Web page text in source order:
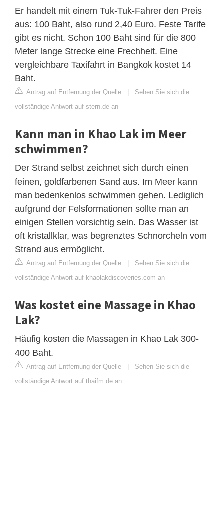
Er handelt mit einem Tuk-Tuk-Fahrer den Preis
aus: 100 Baht, also rund 2,40 Euro. Feste Tarife
gibt es nicht. Schon 100 Baht sind für die 800
Meter lange Strecke eine Frechheit. Eine
vergleichbare Taxifahrt in Bangkok kostet 14
Baht.
Antrag auf Entfernung der Quelle | Sehen Sie sich die
vollständige Antwort auf stern.de an
Kann man in Khao Lak im Meer
schwimmen?
Der Strand selbst zeichnet sich durch einen
feinen, goldfarbenen Sand aus. Im Meer kann
man bedenkenlos schwimmen gehen. Lediglich
aufgrund der Felsformationen sollte man an
einigen Stellen vorsichtig sein. Das Wasser ist
oft kristallklar, was begrenztes Schnorcheln vom
Strand aus ermöglicht.
Antrag auf Entfernung der Quelle | Sehen Sie sich die
vollständige Antwort auf khaolakdiscoveries.com an
Was kostet eine Massage in Khao
Lak?
Häufig kosten die Massagen in Khao Lak 300-
400 Baht.
Antrag auf Entfernung der Quelle | Sehen Sie sich die
vollständige Antwort auf thaifm.de an